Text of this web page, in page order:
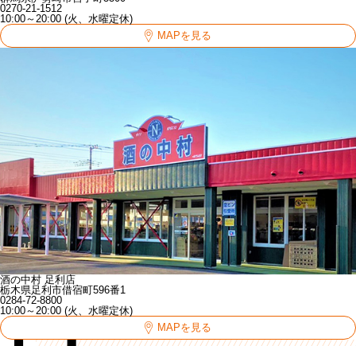
0270-21-1512
10:00～20:00 (火、水曜定休)
MAPを見る
酒の中村 足利店
栃木県足利市借宿町596番1
0284-72-8800
10:00～20:00 (火、水曜定休)
MAPを見る